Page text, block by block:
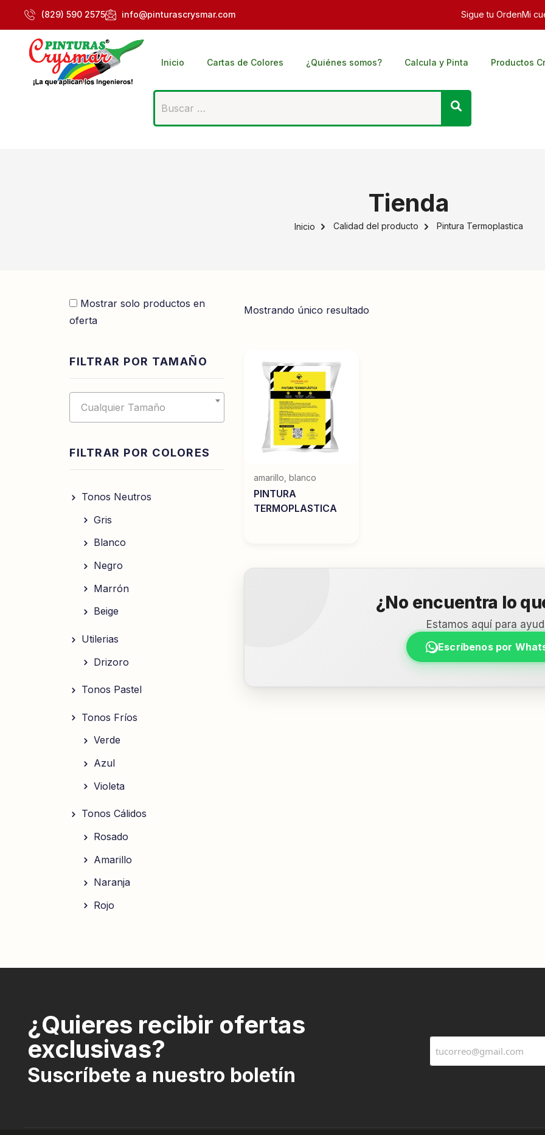
(829) 590 2575 info@pinturascrysmar.com Sigue tu OrdenMi
Inicio Cartas de Colores ¿Quiénes somos? Calcula y Pinta Productos
Tienda
Inicio Calidad del producto Pintura Termoplastica
Mostrar solo productos en
oferta
FILTRAR POR TAMAÑO
Cualquier Tamaño
FILTRAR POR COLORES
Tonos Neutros
Gris
Blanco
Negro
Marrón
Beige
Utilerias
Drizoro
Tonos Pastel
Tonos Fríos
Verde
Azul
Violeta
Tonos Cálidos
Rosado
Amarillo
Naranja
Rojo
Mostrando único resultado
amarillo, blanco
PINTURA
TERMOPLASTICA
¿No encuentra lo
Estamos aquí para
Escríbenos por
¿Quieres recibir ofertas
exclusivas?
Suscríbete a nuestro boletín